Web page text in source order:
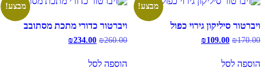
מבצע!
ויברטור סיליקון גירוי כפול
₪170.00
המחיר
היה:
₪170.00.
₪109.00 המחיר
הוספה לסל
מבצע!
ויברטור כדורי מתכת מסתובב
₪260.00
המחיר
היה:
₪260.00.
₪234.00 המחיר
הוספה לסל